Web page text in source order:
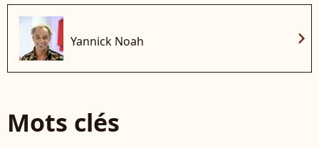
Yannick Noah chevron_right
Mots clés